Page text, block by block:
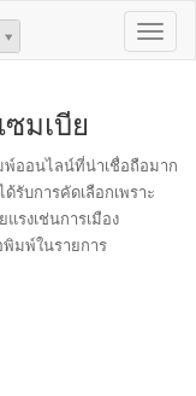
Toggle
มเบีย
ออนไลน์ที่น่าเชื่อถือมาก
รับการคัดเลือกเพราะ
รงเช่นการเมือง
พิมพ์ในรายการ